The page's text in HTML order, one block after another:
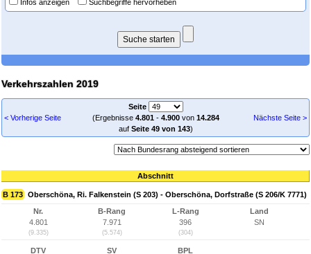
Infos anzeigen Suchbegriffe hervorheben
Verkehrszahlen 2019
< Vorherige Seite
Seite
(Ergebnisse 4.801- 4.900von 14.284
auf Seite 49 von 143)
Nächste Seite >
Abschnitt
B 173 Oberschöna, Ri. Falkenstein (S 203) - Oberschöna, Dorfstraße (S 206/K 7771)
Nr.
4.801
(9.335)
B-Rang
7.971
(5.574)
L-Rang
396
(304)
Land
SN
DTV
SV
BPL